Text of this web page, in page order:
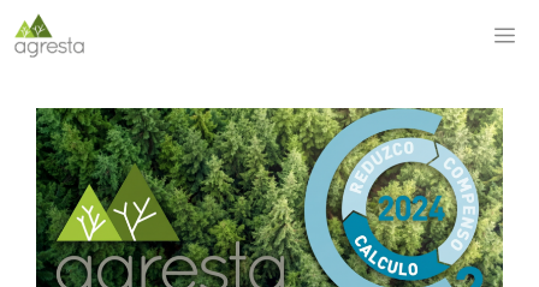
Saltar
al